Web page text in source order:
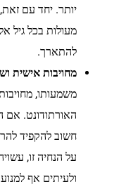
יותר. יחד עם
מעולות בכל גיל
להתארך.
מחויבות אישית
משמעותו,
האורתודונט. אם
על הנחיה זו,
ולעיתים אף